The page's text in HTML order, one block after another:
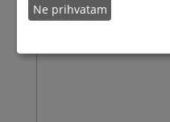
Ne prihvatam